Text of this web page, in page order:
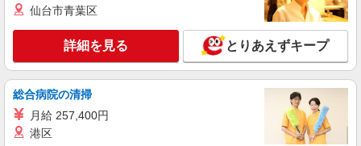
仙台市青葉区
詳細を見る とりあえずキープ
総合病院の清掃
月給 257,400円
港区